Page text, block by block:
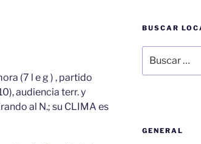
(7 l e g ) , partido
audiencia terr. y
al N.; su CLIMA es
BUSCAR
por:
GENERAL